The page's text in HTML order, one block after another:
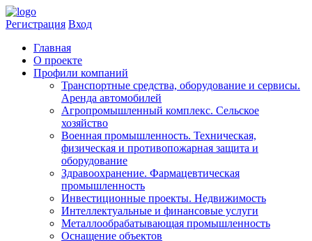
Регистрация Вход
Главная
​О проекте
Профили компаний
Транспортные средства, оборудование и сервисы.
Аренда автомобилей
Агропромышленный комплекс. Сельское
хозяйство
Военная промышленность. Техническая,
физическая и противопожарная защита и
оборудование
Здравоохранениe. Фармацевтическая
промышленность
Инвестиционные проекты. Недвижимость
Интеллектуальные и финансовые услуги
Металлообрабатывающая промышленность
Оснащение объектов